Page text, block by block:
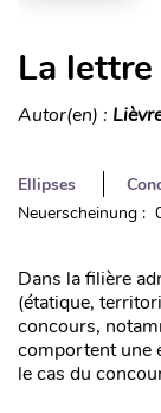
La
Autor(en) :
Ellipses
Neuerscheinung :
Dans la filière
(étatique,
concours,
comportent une
le cas du